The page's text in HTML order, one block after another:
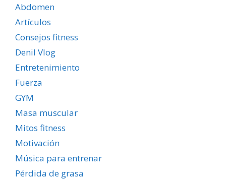
Abdomen
Artículos
Consejos fitness
Denil Vlog
Entretenimiento
Fuerza
GYM
Masa muscular
Mitos fitness
Motivación
Música para entrenar
Pérdida de grasa